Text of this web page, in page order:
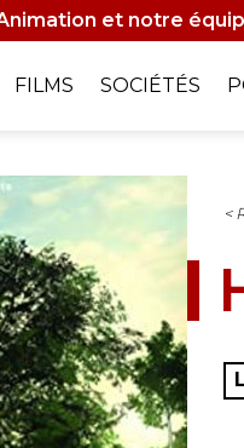
et notre
FILMS SOCIÉTÉS
<